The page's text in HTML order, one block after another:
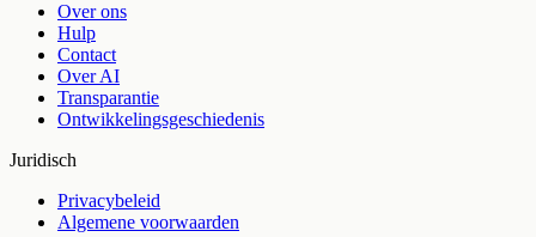
Over ons
Hulp
Contact
Over AI
Transparantie
Ontwikkelingsgeschiedenis
Juridisch
Privacybeleid
Algemene voorwaarden